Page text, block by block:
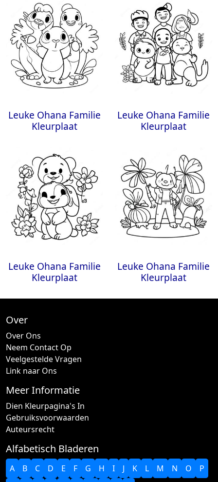
Leuke Ohana Familie
Kleurplaat
Leuke Ohana Familie
Kleurplaat
Leuke Ohana Familie
Kleurplaat
Leuke Ohana Familie
Kleurplaat
Over
Over Ons
Neem Contact Op
Veelgestelde Vragen
Link naar Ons
Meer Informatie
Dien Kleurpagina's In
Gebruiksvoorwaarden
Auteursrecht
Alfabetisch Bladeren
A B C D E F G H I J K L M N O P